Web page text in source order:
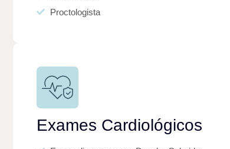
Proctologista
Exames Cardiológicos